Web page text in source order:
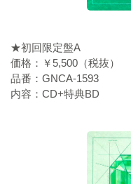
★初回限定盤A
価格：￥5,500（税抜）
品番：GNCA-1593
内容：CD+特典BD